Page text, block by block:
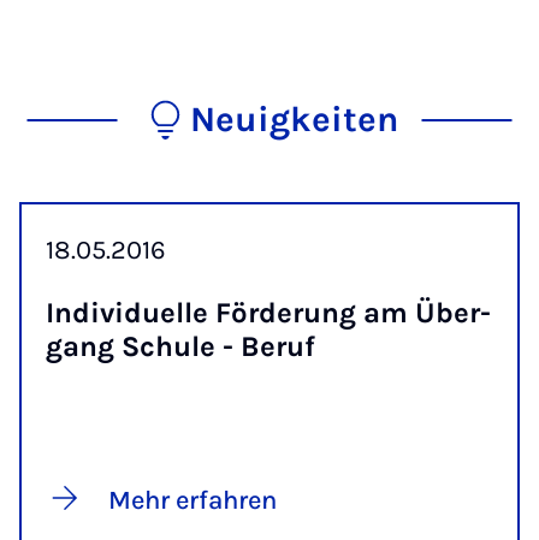
Neuigkeiten
18.05.2016
In­di­vi­du­el­le För­de­rung am Über­
g­ang Schu­le - Be­ruf
Mehr erfahren